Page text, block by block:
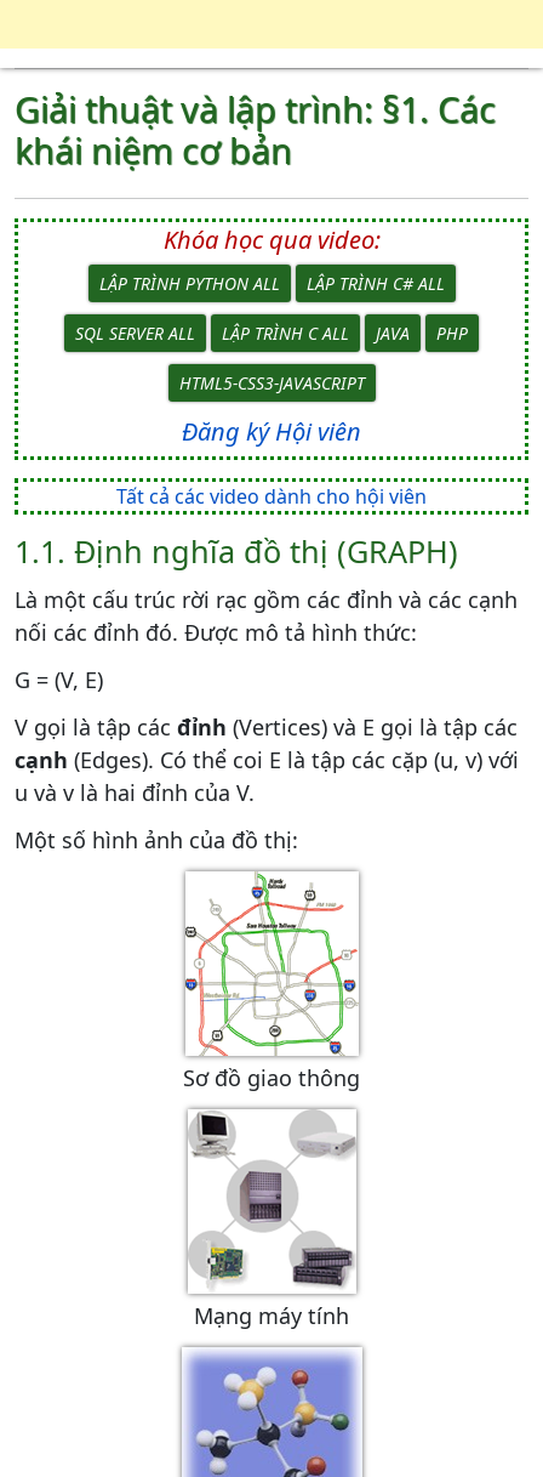
Giải thuật và lập trình: §1. Các
khái niệm cơ bản
Khóa học qua video:
LẬP TRÌNH PYTHON ALL LẬP TRÌNH C# ALL
SQL SERVER ALL LẬP TRÌNH C ALL JAVA PHP
HTML5-CSS3-JAVASCRIPT
Đăng ký Hội viên
Tất cả các video dành cho hội viên
1.1. Định nghĩa đồ thị (GRAPH)
Là một cấu trúc rời rạc gồm các đỉnh và các cạnh
nối các đỉnh đó. Được mô tả hình thức:
G = (V, E)
V gọi là tập các đỉnh (Vertices) và E gọi là tập các
cạnh (Edges). Có thể coi E là tập các cặp (u, v) với
u và v là hai đỉnh của V.
Một số hình ảnh của đồ thị:
Sơ đồ giao thông
Mạng máy tính